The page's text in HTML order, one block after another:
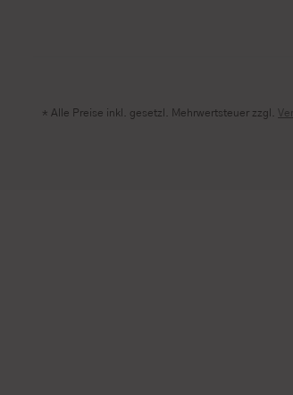
* Alle Preise inkl. gesetzl. Mehrwertsteuer zzgl.